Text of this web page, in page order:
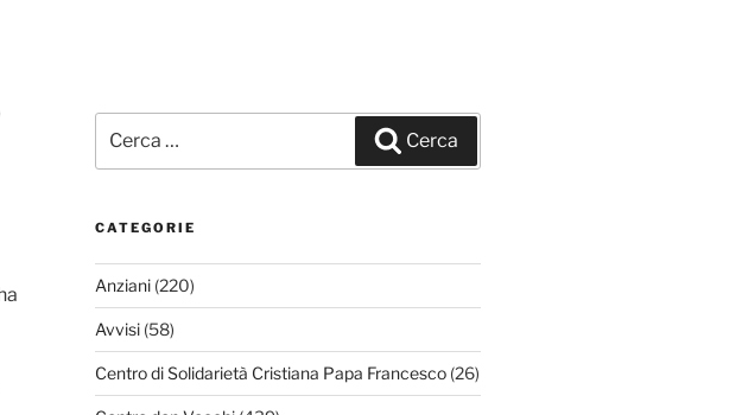
PATRIARCA
Cerca
CATEGORIE
Anziani(220)
Avvisi(58)
Centro di Solidarietà Cristiana Papa Francesco(26)